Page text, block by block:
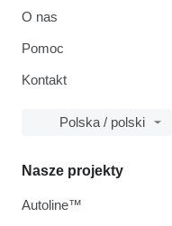
O nas
Pomoc
Kontakt
Polska / polski
Nasze projekty
Autoline™